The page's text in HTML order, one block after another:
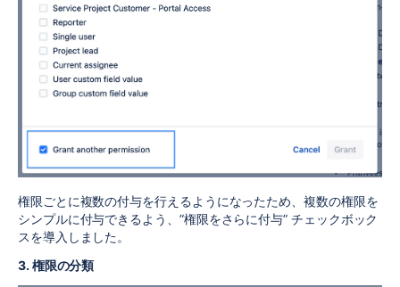
権限ごとに複数の付与を行えるようになったため、複数の権限を
シンプルに付与できるよう、”権限をさらに付与” チェックボック
スを導入しました。
3. 権限の分類